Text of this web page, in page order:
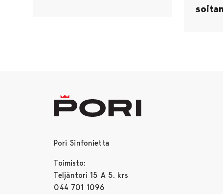
Pori Sinfonietta
Toimisto:
Teljäntori 15 A 5. krs
044 701 1096